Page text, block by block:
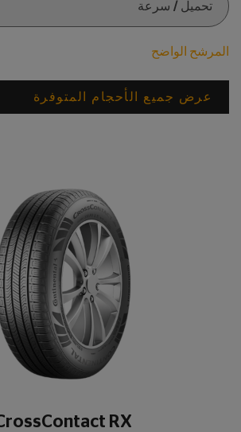
المرشح الواضح
عرض جميع الأحجام المتوفرة
RX